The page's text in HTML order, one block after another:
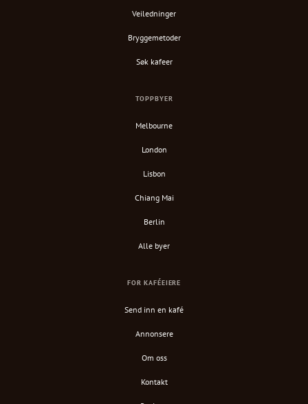
Veiledninger
Bryggemetoder
Søk kafeer
TOPPBYER
Melbourne
London
Lisbon
Chiang Mai
Berlin
Alle byer
FOR KAFÉEIERE
Send inn en kafé
Annonsere
Om oss
Kontakt